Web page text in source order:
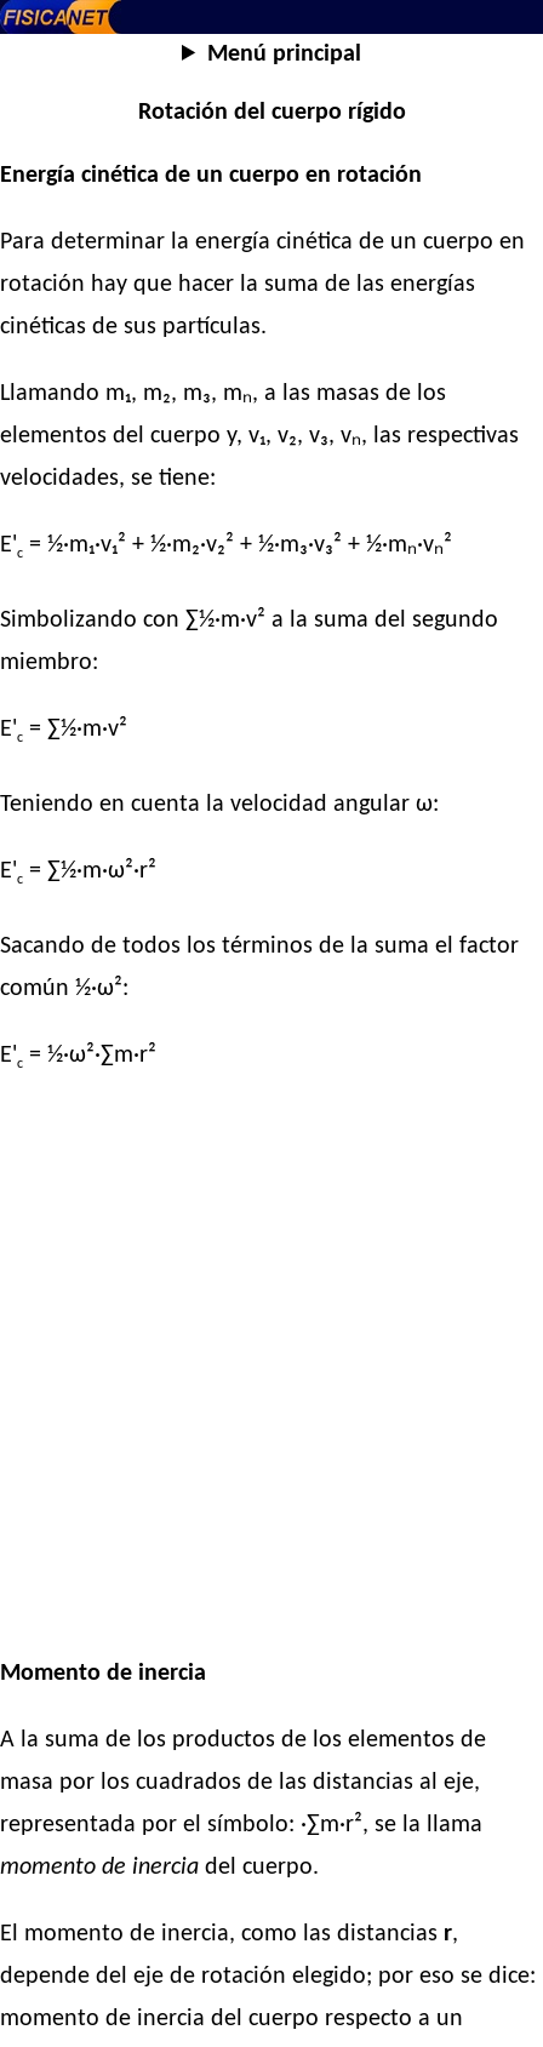
Menú principal
Rotación del cuerpo rígido
Energía cinética de un cuerpo en rotación
Para determinar la energía cinética de un cuerpo en
rotación hay que hacer la suma de las energías
cinéticas de sus partículas.
Llamando m₁, m₂, m₃, mₙ, a las masas de los
elementos del cuerpo y, v₁, v₂, v₃, vₙ, las respectivas
velocidades, se tiene:
E'c = ½·m₁·v₁² + ½·m₂·v₂² + ½·m₃·v₃² + ½·mₙ·vₙ²
Simbolizando con ∑½·m·v² a la suma del segundo
miembro:
E'c = ∑½·m·v²
Teniendo en cuenta la velocidad angular ω:
E'c = ∑½·m·ω²·r²
Sacando de todos los términos de la suma el factor
común ½·ω²:
E'c = ½·ω²·∑m·r²
Momento de inercia
A la suma de los productos de los elementos de
masa por los cuadrados de las distancias al eje,
representada por el símbolo: ·∑m·r², se la llama
momento de inercia del cuerpo.
El momento de inercia, como las distancias r,
depende del eje de rotación elegido; por eso se dice:
momento de inercia del cuerpo respecto a un